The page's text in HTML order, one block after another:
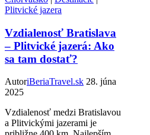
Plitvické jazera
Vzdialenosť Bratislava
– Plitvické jazerá: Ako
sa tam dostať?
AutoriBeriaTravel.sk 28. júna
2025
Vzdialenosť medzi Bratislavou
a Plitvickými jazerami je